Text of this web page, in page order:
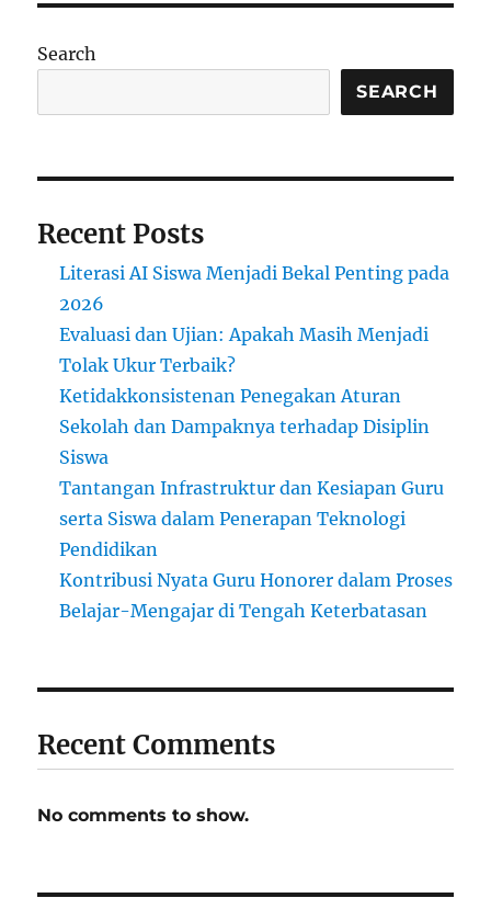
di
Dunia
Search
SEARCH
Recent Posts
Literasi AI Siswa Menjadi Bekal Penting pada
2026
Evaluasi dan Ujian: Apakah Masih Menjadi
Tolak Ukur Terbaik?
Ketidakkonsistenan Penegakan Aturan
Sekolah dan Dampaknya terhadap Disiplin
Siswa
Tantangan Infrastruktur dan Kesiapan Guru
serta Siswa dalam Penerapan Teknologi
Pendidikan
Kontribusi Nyata Guru Honorer dalam Proses
Belajar-Mengajar di Tengah Keterbatasan
Recent Comments
No comments to show.